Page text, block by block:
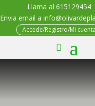
Llama al 615129454
Envia email a
Accede/Registro/Mi cuenta